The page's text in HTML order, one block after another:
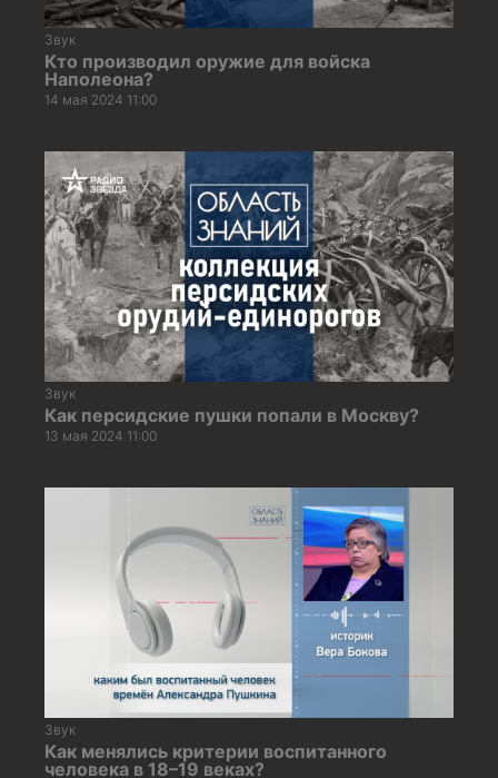
Звук
Кто производил оружие для войска
Наполеона?
14 мая 2024 11:00
Звук
Как персидские пушки попали в Москву?
13 мая 2024 11:00
Звук
Как менялись критерии воспитанного
человека в 18–19 веках?